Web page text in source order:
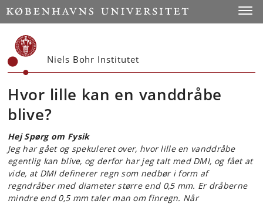
Start
Niels Bohr Institutet
Hvor lille kan en vanddråbe
blive?
Hej Spørg om Fysik
Jeg har gået og spekuleret over, hvor lille en vanddråbe
egentlig kan blive, og derfor har jeg talt med DMI, og fået at
vide, at DMI definerer regn som nedbør i form af
regndråber med diameter større end 0,5 mm. Er dråberne
mindre end 0,5 mm taler man om finregn. Når